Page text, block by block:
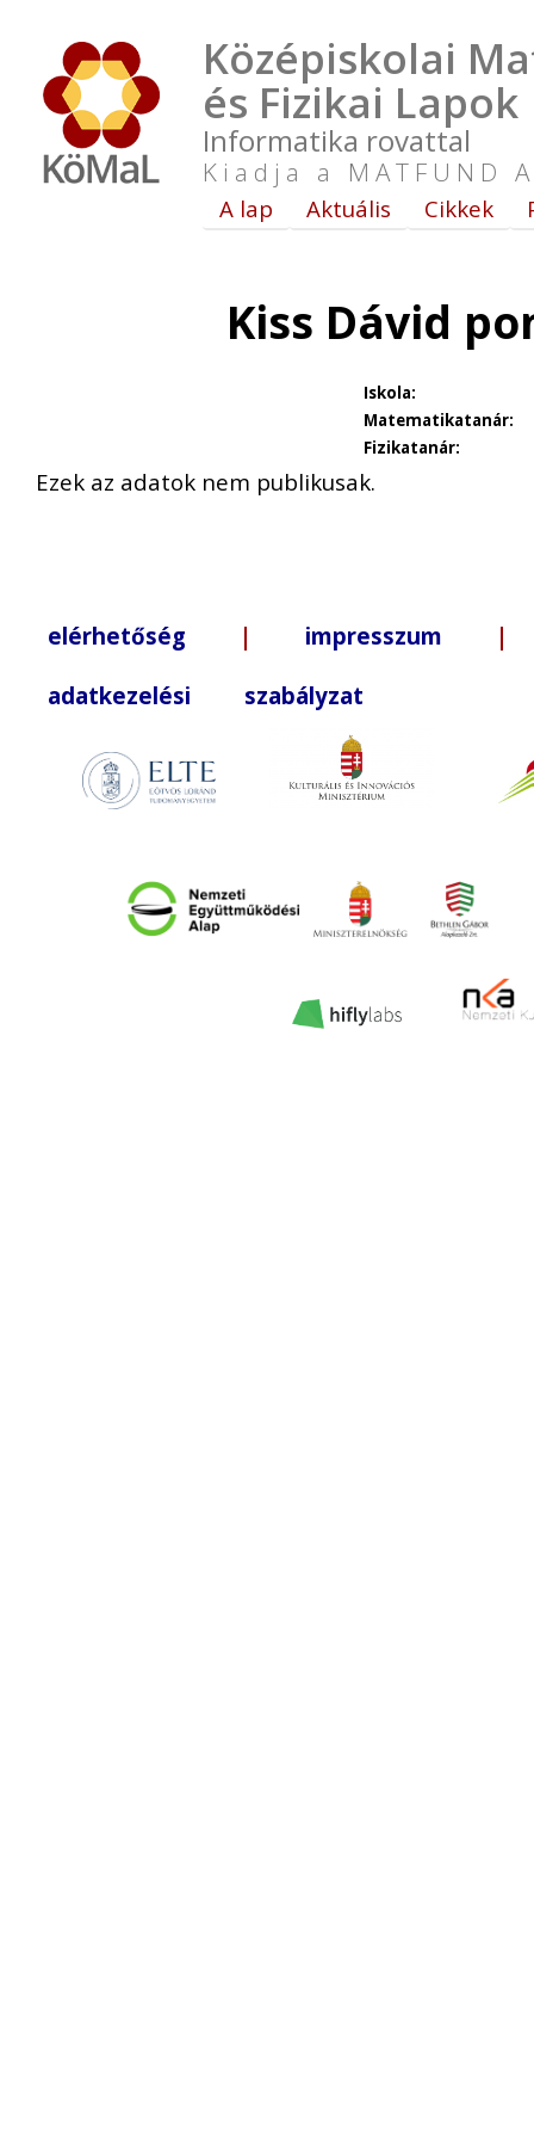
Középiskolai
és Fizikai Lapok
Informatika rovattal
Kiadja a MATFUND
A lap Aktuális Cikkek
Kiss Dávid
Iskola:
Matematikatanár:
Fizikatanár:
Ezek az adatok nem publikusak.
elérhetőség | impresszum |
adatkezelési szabályzat